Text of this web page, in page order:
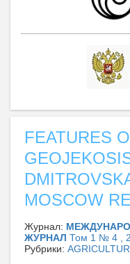
FEATURES
MOSCOW
Журнал:
ЖУРНАЛ Том 1 № 4 ,
Рубрики: